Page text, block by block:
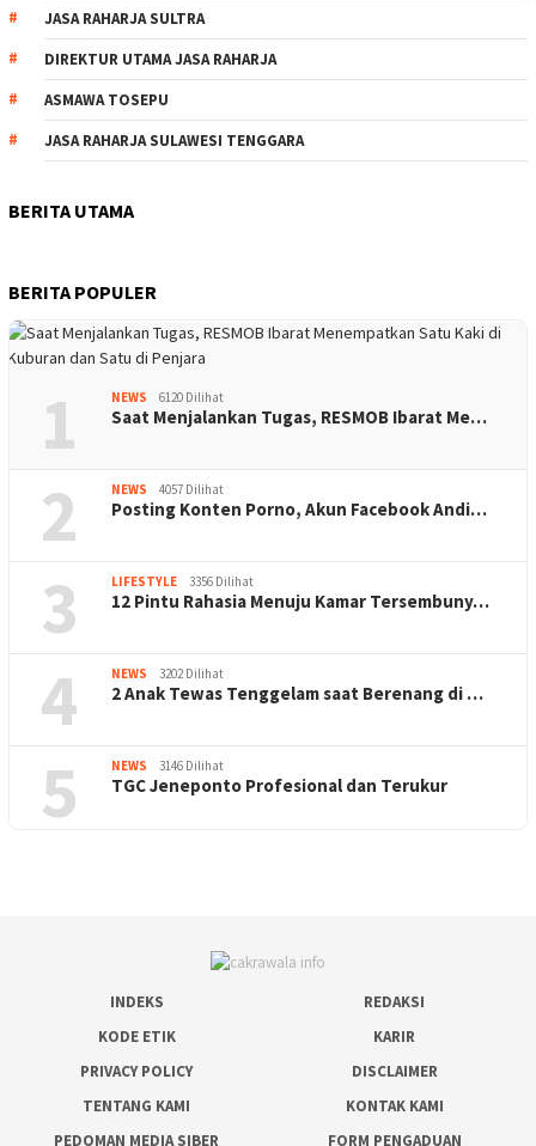
JASA RAHARJA SULTRA
DIREKTUR UTAMA JASA RAHARJA
ASMAWA TOSEPU
JASA RAHARJA SULAWESI TENGGARA
BERITA UTAMA
BERITA POPULER
1 NEWS 6120 Dilihat
Saat Menjalankan Tugas, RESMOB Ibarat Me…
2 NEWS 4057 Dilihat
Posting Konten Porno, Akun Facebook Andi…
3 LIFESTYLE 3356 Dilihat
12 Pintu Rahasia Menuju Kamar Tersembuny…
4 NEWS 3202 Dilihat
2 Anak Tewas Tenggelam saat Berenang di …
5 NEWS 3146 Dilihat
TGC Jeneponto Profesional dan Terukur
INDEKS
REDAKSI
KODE ETIK
KARIR
PRIVACY POLICY
DISCLAIMER
TENTANG KAMI
KONTAK KAMI
PEDOMAN MEDIA SIBER
FORM PENGADUAN